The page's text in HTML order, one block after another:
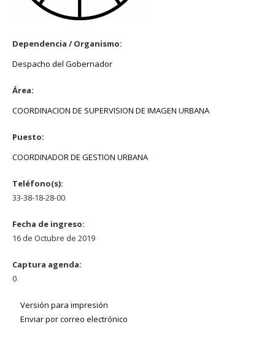
Dependencia / Organismo:
Despacho del Gobernador
Área:
COORDINACION DE SUPERVISION DE IMAGEN URBANA
Puesto:
COORDINADOR DE GESTION URBANA
Teléfono(s):
33-38-18-28-00
Fecha de ingreso:
16 de Octubre de 2019
Captura agenda:
0
Versión para impresión
Enviar por correo electrónico